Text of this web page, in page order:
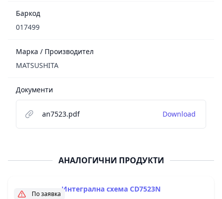
Баркод
017499
Марка / Производител
MATSUSHITA
Документи
an7523.pdf Download
АНАЛОГИЧНИ ПРОДУКТИ
По заявка
Интегрална схема CD7523N